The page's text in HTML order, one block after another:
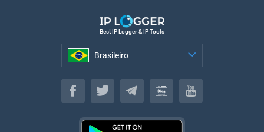
Best IP Logger & IP Tools
Brasileiro
Brasileiro